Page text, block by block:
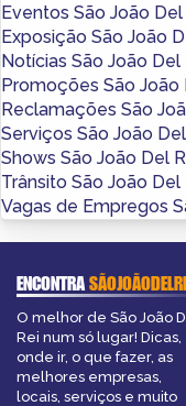
Eventos São João Del
Exposição São João
Notícias São João Del
Promoções São João
Reclamações São
Serviços São João
Shows São João Del
Trânsito São João Del
Vagas de Empregos
ENCONTRA
O melhor de São João
Rei num só lugar! Dicas,
onde ir, o que fazer, as
melhores empresas,
locais, serviços e muito